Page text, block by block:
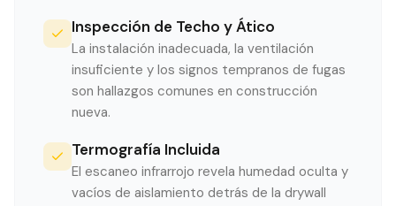
Inspección de Techo y Ático
La instalación inadecuada, la ventilación
insuficiente y los signos tempranos de fugas
son hallazgos comunes en construcción
nueva.
Termografía Incluida
El escaneo infrarrojo revela humedad oculta y
vacíos de aislamiento detrás de la drywall